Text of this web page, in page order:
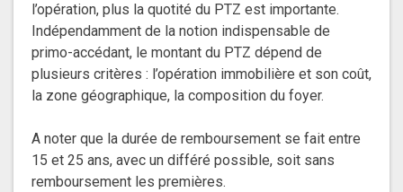
l’opération, plus la quotité du PTZ est importante.
Indépendamment de la notion indispensable de
primo-accédant, le montant du PTZ dépend de
plusieurs critères : l’opération immobilière et son coût,
la zone géographique, la composition du foyer.
A noter que la durée de remboursement se fait entre
15 et 25 ans, avec un différé possible, soit sans
remboursement les premières.